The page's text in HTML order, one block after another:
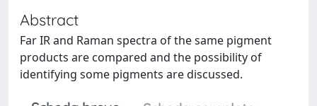
Abstract
Far IR and Raman spectra of the same pigment
products are compared and the possibility of
identifying some pigments are discussed.